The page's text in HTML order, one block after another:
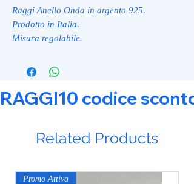
Raggi Anello Onda in argento 925.
Prodotto in Italia.
Misura regolabile.
RAGGI10 codice
Related Products
Promo Attiva